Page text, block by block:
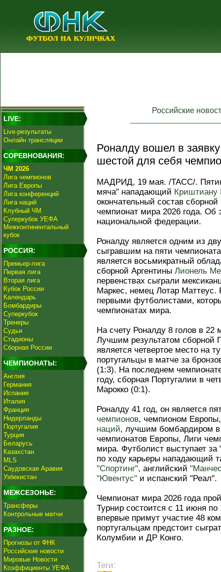
LIVE:
Live-результаты
Онлайн трансляции
СОРЕВНОВАНИЯ:
ЧМ 2026
Лига чемпионов
Лига Европы
Лига конференций
Лига наций
Клубный ЧМ
Суперкубок УЕФА
Межконтинентальный
кубок
РОССИЯ:
Премьер-лига
Первая лига
Вторая лига
Кубок России
Календарь
Бомбардиры
Суперкубок
Тренеры
Судьи
Стадионы
Сборная России
ЧЕМПИОНАТЫ:
Англия
Германия
Испания
Италия
Франция
Нидерланды
Португалия
Турция
Беларусь
Казахстан
MLS
Саудовская Аравия
Узбекистан
МЕЖСЕЗОНЬЕ:
Трансферы
Контрольные матчи
РАЗНОЕ:
Прогнозы от ФНК
Российские новости
Мировые Новости
Коэффициенты УЕФА
Российские
Роналду вошел в
шестой для себя
МАДРИД, 19 мая. /ТАСС/.
мяча" нападающий Криштиану
окончательный состав
чемпионат мира 2026 года. Об
национальной федерации.
Роналду является одним из
сыгравшим на пяти
является восьмикратный
сборной Аргентины Лионель
первенствах сыграли
Маркес, немец Лотар Маттеус.
первыми футболистами,
чемпионатах мира.
На счету Роналду 8 голов в 22
Лучшим результатом сборной
является четвертое место на
португальцы в матче за
(1:3). На последнем
году, сборная Португалии в
Марокко (0:1).
Роналду 41 год, он является
чемпионов, чемпионом
наций, лучшим бомбардиром в
чемпионатов Европы, Лиги
мира. Футболист выступает
по ходу карьеры нападающий
"Спортинг", английский
"Ювентус" и испанский "Реал".
Чемпионат мира 2026 года
Турнир состоится с 11 июня
впервые примут участие 48
португальцам предстоит
Колумбии и ДР Конго.
Теги: